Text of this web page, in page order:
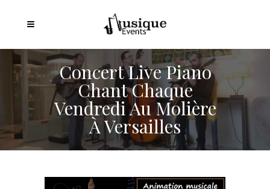
Concert Live Piano
Chant Chaque
Vendredi Au Molière
À Versailles